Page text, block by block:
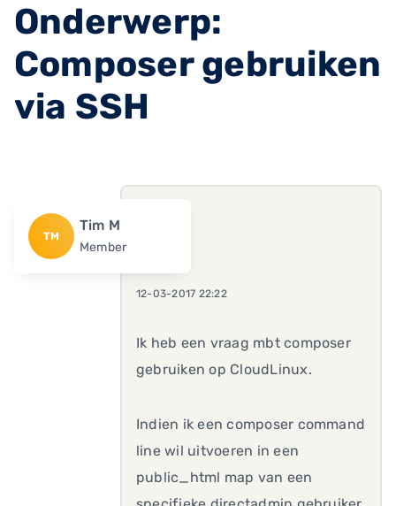
Onderwerp:
Composer gebruiken
via SSH
TM
Tim M
Member
12-03-2017 22:22
Ik heb een vraag mbt composer
gebruiken op CloudLinux.
Indien ik een composer command
line wil uitvoeren in een
public_html map van een